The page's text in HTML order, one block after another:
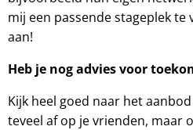
mij een passende stageplek
aan!
Heb je nog advies voor
Kijk heel goed naar het
teveel af op je vrienden, maar